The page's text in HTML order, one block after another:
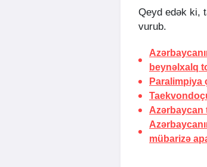
Qeyd edək ki,
vurub.
beynəlxalq
Paralimpiya
Azərbaycan
mübarizə